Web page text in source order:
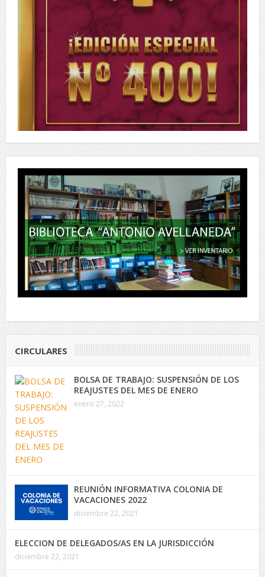
CIRCULARES
BOLSA DE TRABAJO: SUSPENSIÓN DE LOS
REAJUSTES DEL MES DE ENERO
enero 27, 2022
REUNIÓN INFORMATIVA COLONIA DE
VACACIONES 2022
diciembre 22, 2021
ELECCION DE DELEGADOS/AS EN LA JURISDICCIÓN
diciembre 22, 2021